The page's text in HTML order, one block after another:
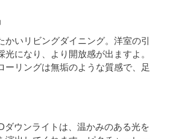
かいリビングダイニング。洋室の引
光になり、より開放感が出ますよ。
ーリングは無垢のような質感で、足
ダウンライトは、温かみのある光を